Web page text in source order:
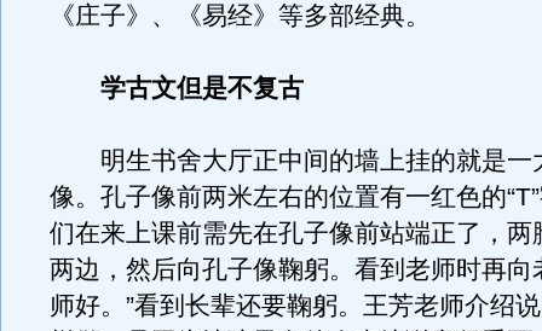
《庄子》、《易经》等多部经典。
学古文但是不复古
明生书舍大厅正中间的墙上挂的就是一
像。孔子像前两米左右的位置有一红色的
们在来上课前需先在孔子像前站端正了，两
两边，然后向孔子像鞠躬。看到老师时再向
师好。”看到长辈还要鞠躬。王芳老师介绍